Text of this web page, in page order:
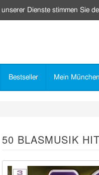
Bestseller Mein München
50 BLASMUSIK
Dienste stimmen Sie